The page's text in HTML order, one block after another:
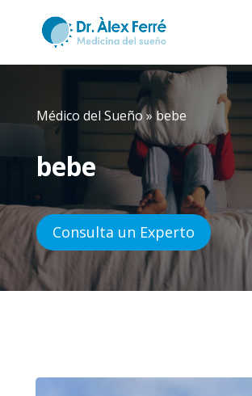
Médico del Sueño» bebe
bebe
Consulta un Experto